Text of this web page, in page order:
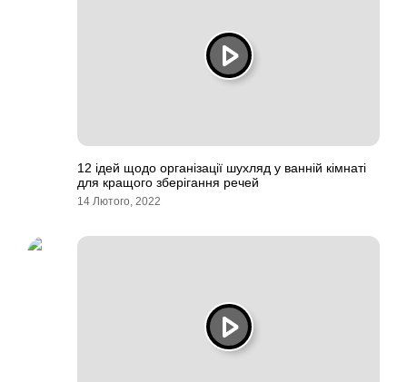
12 ідей щодо організації шухляд у ванній кімнаті
для кращого зберігання речей
14 Лютого, 2022